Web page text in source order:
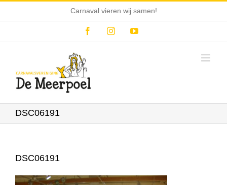
Carnaval vieren wij samen!
FacebookInstagramYouTube
DSC06191
DSC06191